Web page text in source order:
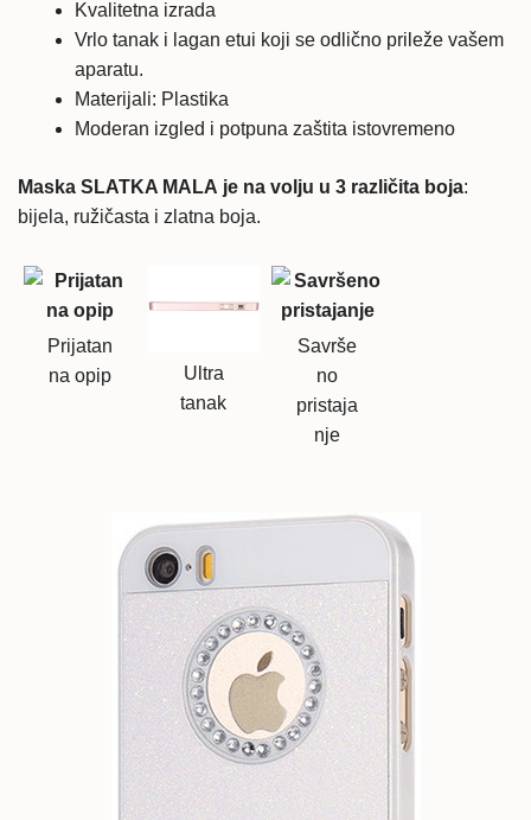
Kvalitetna izrada
Vrlo tanak i lagan etui koji se odlično prileže vašem
aparatu.
Materijali: Plastika
Moderan izgled i potpuna zaštita istovremeno
Maska SLATKA MALA je na volju u 3 različita boja:
bijela, ružičasta i zlatna boja.
Prijatan
na opip
Ultra
tanak
Savrše
no
pristaja
nje